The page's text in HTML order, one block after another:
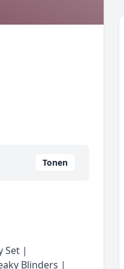
Tonen
Set |
Blinders |